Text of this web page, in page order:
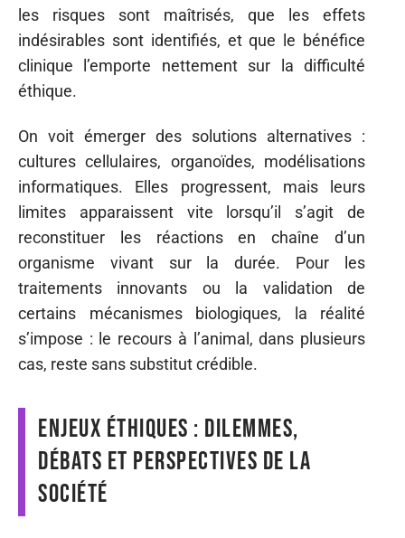
les risques sont maîtrisés, que les effets
indésirables sont identifiés, et que le bénéfice
clinique l’emporte nettement sur la difficulté
éthique.
On voit émerger des solutions alternatives :
cultures cellulaires, organoïdes, modélisations
informatiques. Elles progressent, mais leurs
limites apparaissent vite lorsqu’il s’agit de
reconstituer les réactions en chaîne d’un
organisme vivant sur la durée. Pour les
traitements innovants ou la validation de
certains mécanismes biologiques, la réalité
s’impose : le recours à l’animal, dans plusieurs
cas, reste sans substitut crédible.
Enjeux éthiques : dilemmes,
débats et perspectives de la
société